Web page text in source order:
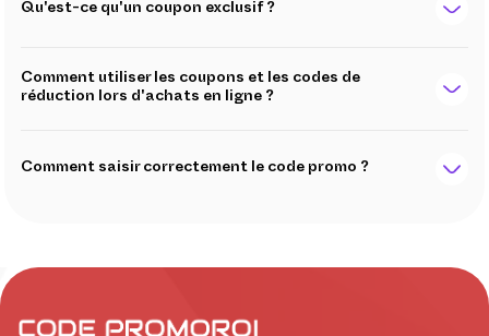
Qu'est-ce qu'un coupon exclusif ?
Comment utiliser les coupons et les codes de
réduction lors d'achats en ligne ?
Comment saisir correctement le code promo ?